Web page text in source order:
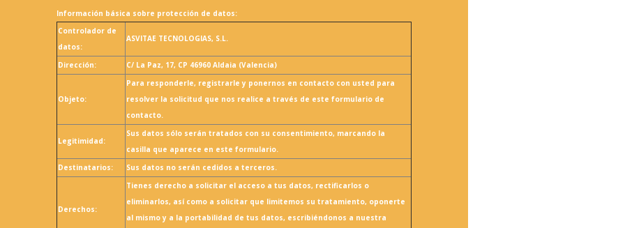
Información básica sobre protección de datos:
Controlador de
datos:
ASVITAE TECNOLOGIAS, S.L.
Dirección: C/ La Paz, 17, CP 46960 Aldaia (Valencia)
Objeto:
Para responderle, registrarle y ponernos en contacto con usted para
resolver la solicitud que nos realice a través de este formulario de
contacto.
Legitimidad:
Sus datos sólo serán tratados con su consentimiento, marcando la
casilla que aparece en este formulario.
Destinatarios:
Sus datos no serán cedidos a terceros.
Derechos:
Tienes derecho a solicitar el acceso a tus datos, rectificarlos o
eliminarlos, así como a solicitar que limitemos su tratamiento, oponerte
al mismo y a la portabilidad de tus datos, escribiéndonos a nuestra